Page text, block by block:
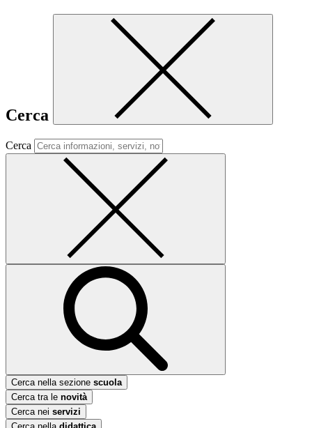
Cerca
Cerca
Cerca nella sezione scuola
Cerca tra le novità
Cerca nei servizi